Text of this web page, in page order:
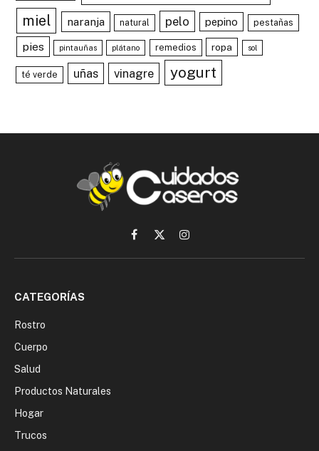
miel naranja natural pelo pepino pestañas
pies pintauñas plátano remedios ropa sol
té verde uñas vinagre yogurt
Facebook
X
(Twitter)
Instagram
CATEGORÍAS
Rostro
Cuerpo
Salud
Productos Naturales
Hogar
Trucos